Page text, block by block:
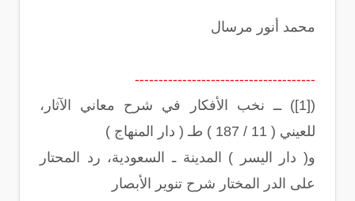
محمد أنور مرسال
--------------------------------------
([1]) ــ نخب الأفكار في شرح معاني الآثار،
للعيني ( 11 / 187 ) طـ ( دار المنهاج )
و( دار اليسر ) المدينة ـ السعودية، رد المحتار
على الدر المختار شرح تنوير الأبصار